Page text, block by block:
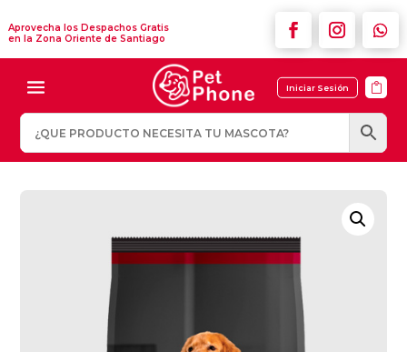
Aprovecha los Despachos Gratis
en la Zona Oriente de Santiago
Iniciar Sesión 